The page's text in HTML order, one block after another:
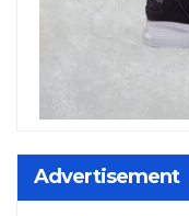
Advertisement